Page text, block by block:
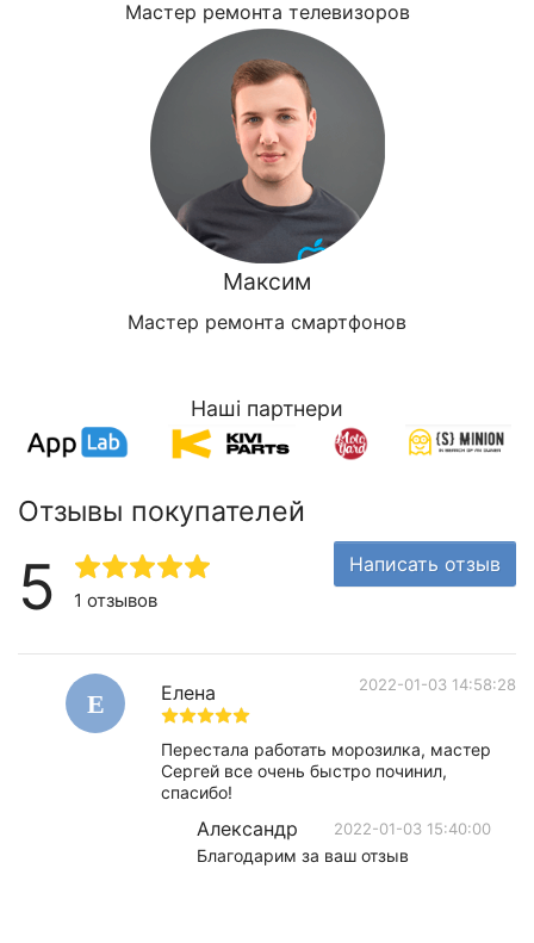
Мастер ремонта телевизоров
Максим
Мастер ремонта смартфонов
Наші партнери
Отзывы покупателей
5 1 отзывов
Написать отзыв
Е Елена 2022-01-03 14:58:28
Перестала работать морозилка, мастер
Сергей все очень быстро починил,
спасибо!
Александр 2022-01-03 15:40:00
Благодарим за ваш отзыв